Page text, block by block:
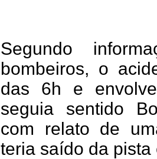
Segundo
bombeiros, o
das 6h e
seguia sentido
com relato de
teria saído da pista